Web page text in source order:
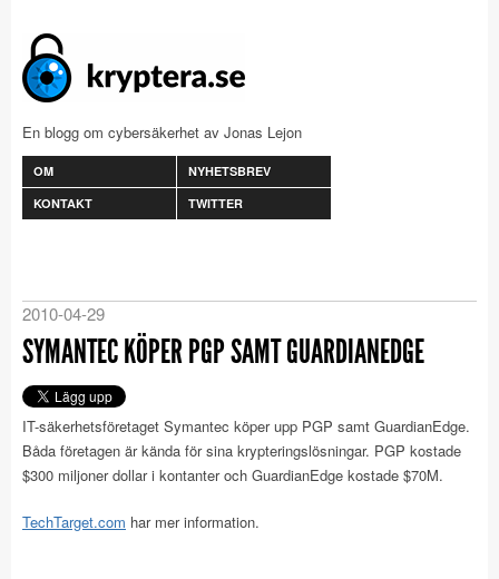
En blogg om cybersäkerhet av Jonas Lejon
OM
NYHETSBREV
KONTAKT
TWITTER
2010-04-29
SYMANTEC KÖPER PGP SAMT GUARDIANEDGE
IT-säkerhetsföretaget Symantec köper upp PGP samt GuardianEdge.
Båda företagen är kända för sina krypteringslösningar. PGP kostade
$300 miljoner dollar i kontanter och GuardianEdge kostade $70M.
TechTarget.com har mer information.